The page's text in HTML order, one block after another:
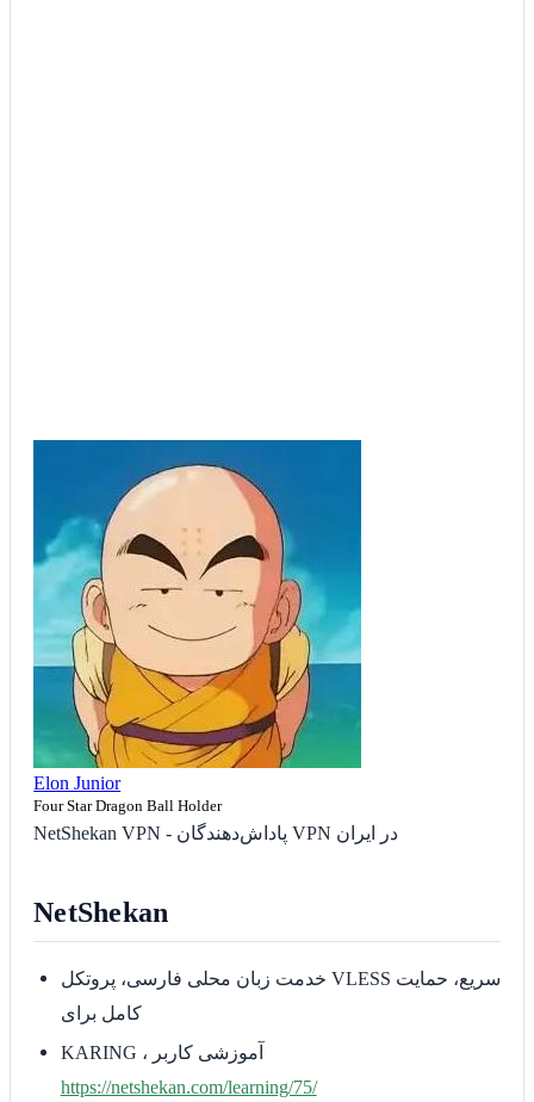
Elon Junior
Four Star Dragon Ball Holder
NetShekan VPN - پاداش‌دهندگان VPN در ایران
NetShekan
خدمت زبان محلی فارسی، پروتکل VLESS سریع، حمایت
کامل برای
KARING ، آموزشی کاربر
https://netshekan.com/learning/75/